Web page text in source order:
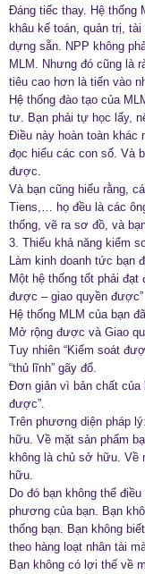
Đáng tiếc thay. Hệ thống
khâu kế toán, quản trị,
dựng sẵn. NPP không
MLM. Nhưng đó cũng là
tiêu cao hơn là tiến vào
Hệ thống đào tạo của
tư. Bạn phải tự học lấy,
Điều này hoàn toàn khác
đọc hiểu các con số. Và
được.
Và bạn cũng hiểu rằng,
Tiens,… họ đều là các
thống, vẽ ra sơ đồ, và
3. Thiếu khả năng kiểm
Làm kinh doanh tức bạn
Một hệ thống tốt phải
được – giao quyền được”
Hệ thống MLM của bạn
Mở rộng được và Giao
Tuy nhiên “Kiểm soát
“thủ lĩnh” gãy đổ.
Đơn giản vì bản chất của
được”.
Trên phương diện pháp
hữu. Về mặt sản phẩm
không là chủ sở hữu. Về
hữu.
Do đó bạn không thể
phương của bạn. Bạn
thống bạn. Bạn không
theo hàng loạt nhân tài
Bạn không có lợi thế về